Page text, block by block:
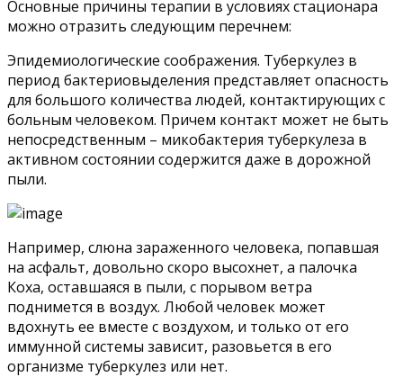
Основные причины терапии в условиях стационара
можно отразить следующим перечнем:
Эпидемиологические соображения. Туберкулез в
период бактериовыделения представляет опасность
для большого количества людей, контактирующих с
больным человеком. Причем контакт может не быть
непосредственным – микобактерия туберкулеза в
активном состоянии содержится даже в дорожной
пыли.
Например, слюна зараженного человека, попавшая
на асфальт, довольно скоро высохнет, а палочка
Коха, оставшаяся в пыли, с порывом ветра
поднимется в воздух. Любой человек может
вдохнуть ее вместе с воздухом, и только от его
иммунной системы зависит, разовьется в его
организме туберкулез или нет.